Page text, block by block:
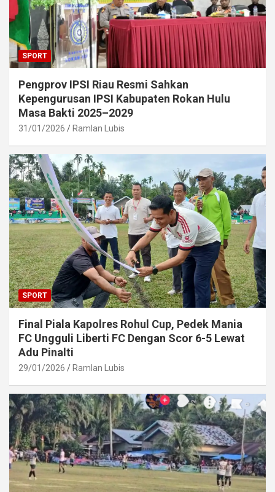
SPORT
Pengprov IPSI Riau Resmi Sahkan
Kepengurusan IPSI Kabupaten Rokan Hulu
Masa Bakti 2025–2029
31/01/2026 Ramlan Lubis
SPORT
Final Piala Kapolres Rohul Cup, Pedek Mania
FC Ungguli Liberti FC Dengan Scor 6-5 Lewat
Adu Pinalti
29/01/2026 Ramlan Lubis